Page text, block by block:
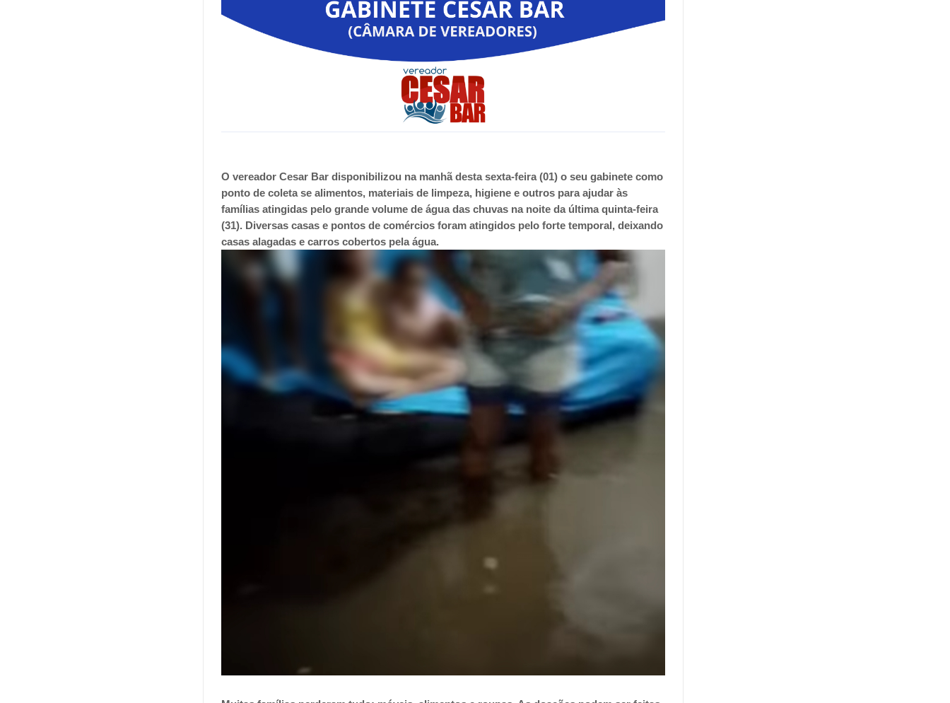
O vereador Cesar Bar disponibilizou na manhã desta sexta-feira (01) o seu gabinete como
ponto de coleta se alimentos, materiais de limpeza, higiene e outros para ajudar às
famílias atingidas pelo grande volume de água das chuvas na noite da última quinta-feira
(31). Diversas casas e pontos de comércios foram atingidos pelo forte temporal, deixando
casas alagadas e carros cobertos pela água.